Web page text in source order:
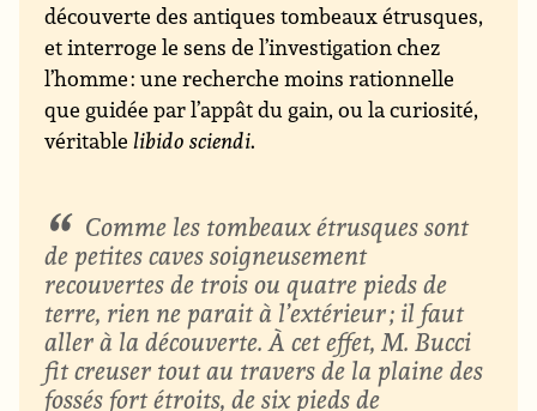
découverte des antiques tombeaux étrusques,
et interroge le sens de l’investigation chez
l’homme : une recherche moins rationnelle
que guidée par l’appât du gain, ou la curiosité,
véritablelibido sciendi.
Comme les tombeaux étrusques sont
de petites caves soigneusement
recouvertes de trois ou quatre pieds de
terre, rien ne parait à l’extérieur ; il faut
aller à la découverte. À cet effet, M. Bucci
fit creuser tout au travers de la plaine des
fossés fort étroits, de six pieds de